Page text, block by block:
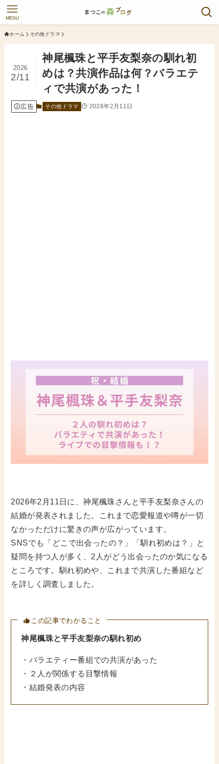
MENU
ホーム その他ドラマ
神尾楓珠と平手友梨奈の馴れ初
めは？共演作品は何？バラエテ
ィで共演があった！
2026
2/11
広告 その他ドラマ 2026年2月11日
2026年2月11日に、神尾楓珠さんと平手友梨奈さんの
結婚が発表されました。これまで恋愛報道や噂が一切
なかっただけに驚きの声が広がっています。
SNSでも「どこで出会ったの？」「馴れ初めは？」と
疑問を持つ人が多く、2人がどう出会ったのか気になる
ところです。馴れ初めや、これまで共演した番組など
を詳しく調査しました。
この記事でわかること
神尾楓珠と平手友梨奈の馴れ初め
・バラエティー番組での共演があった
・２人が関係する目撃情報
・結婚発表の内容